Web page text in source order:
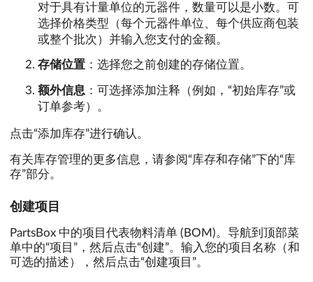
对于具有计量单位的元器件，数量可以是小数。可
选择价格类型（每个元器件单位、每个供应商包装
或整个批次）并输入您支付的金额。
存储位置 ：选择您之前创建的存储位置。
额外信息 ：可选择添加注释（例如，“初始库存”或
订单参考）。
点击“添加库存”进行确认。
有关库存管理的更多信息，请参阅“库存和存储”下的“库
存”部分。
创建项目
PartsBox 中的项目代表物料清单 (BOM)。导航到顶部菜
单中的“项目”，然后点击“创建”。输入您的项目名称（和
可选的描述），然后点击“创建项目”。